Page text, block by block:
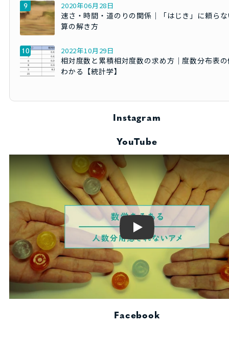
2020年06月28日
速さ・時間・道のりの関係｜「はじき」に頼ら
算の解き方
2022年10月29日
相対度数と累積相対度数の求め方｜度数分布表
わかる【統計学】
Instagram
YouTube
Play
Facebook